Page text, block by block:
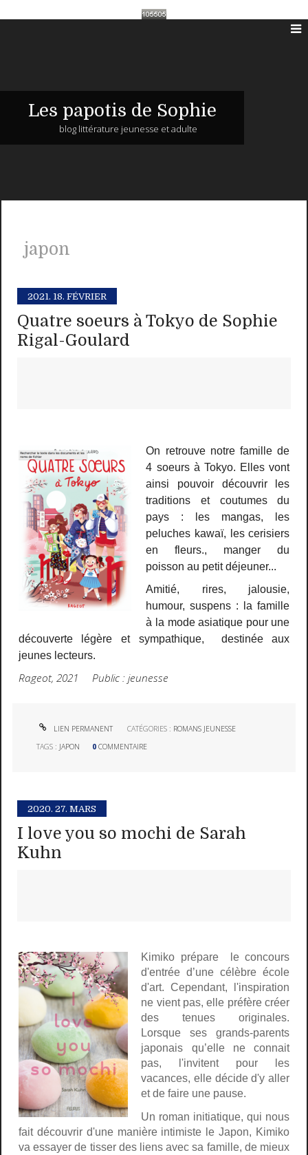
Les papotis de Sophie
blog littérature jeunesse et adulte
japon
2021. 18. FÉVRIER
Quatre soeurs à Tokyo de Sophie
Rigal-Goulard
On retrouve notre famille de
4 soeurs à Tokyo. Elles vont
ainsi pouvoir découvrir les
traditions et coutumes du
pays : les mangas, les
peluches kawaï, les cerisiers
en fleurs., manger du
poisson au petit déjeuner...
Amitié, rires, jalousie,
humour, suspens : la famille
à la mode asiatique pour une
découverte légère et sympathique, destinée aux
jeunes lecteurs.
Rageot, 2021 Public : jeunesse
LIEN PERMANENT CATÉGORIES : ROMANS JEUNESSE
TAGS : JAPON 0 COMMENTAIRE
2020. 27. MARS
I love you so mochi de Sarah
Kuhn
Kimiko prépare le concours
d'entrée d’une célèbre école
d'art. Cependant, l'inspiration
ne vient pas, elle préfère créer
des tenues originales.
Lorsque ses grands-parents
japonais qu’elle ne connait
pas, l'invitent pour les
vacances, elle décide d'y aller
et de faire une pause.
Un roman initiatique, qui nous
fait découvrir d'une manière intimiste le Japon, Kimiko
va essayer de tisser des liens avec sa famille, de mieux